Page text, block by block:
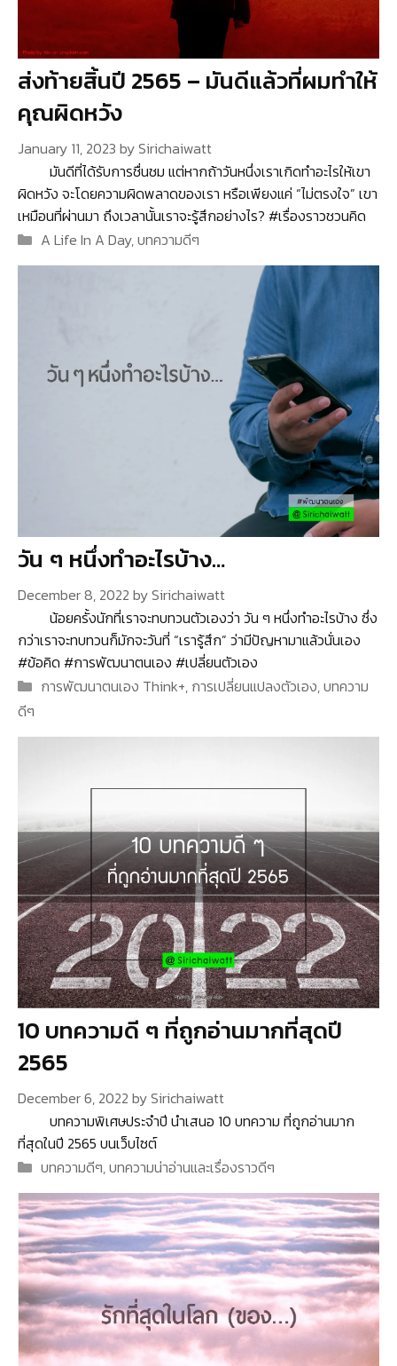
ส่งท้ายสิ้นปี 2565 – มันดีแล้วที่ผมทำให้
คุณผิดหวัง
January 11, 2023 bySirichaiwatt
มันดีที่ได้รับการชื่นชม แต่หากถ้าวันหนึ่งเราเกิดทำอะไรให้เขา
ผิดหวัง จะโดยความผิดพลาดของเรา หรือเพียงแค่ “ไม่ตรงใจ” เขา
เหมือนที่ผ่านมา ถึงเวลานั้นเราจะรู้สึกอย่างไร? #เรื่องราวชวนคิด
Categories
A Life In A Day,บทความดีๆ
วัน ๆ หนึ่งทำอะไรบ้าง…
December 8, 2022 bySirichaiwatt
น้อยครั้งนักที่เราจะทบทวนตัวเองว่า วัน ๆ หนึ่งทำอะไรบ้าง ซึ่ง
กว่าเราจะทบทวนก็มักจะวันที่ “เรารู้สึก” ว่ามีปัญหามาแล้วนั่นเอง
#ข้อคิด #การพัฒนาตนเอง #เปลี่ยนตัวเอง
Categories
การพัฒนาตนเอง Think+, การเปลี่ยนแปลงตัวเอง,บทความ
ดีๆ
10 บทความดี ๆ ที่ถูกอ่านมากที่สุดปี
2565
December 6, 2022 bySirichaiwatt
บทความพิเศษประจำปี นำเสนอ 10 บทความ ที่ถูกอ่านมาก
ที่สุดในปี 2565 บนเว็บไซต์
Categories
บทความดีๆ,บทความน่าอ่านและเรื่องราวดีๆ